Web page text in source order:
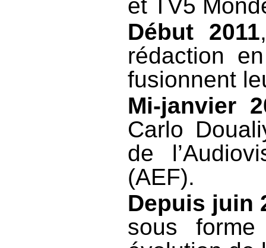
et TV5
Début 2011
rédaction
fusionnent
Mi-janvier
Carlo
de
(AEF).
Depuis juin
sous